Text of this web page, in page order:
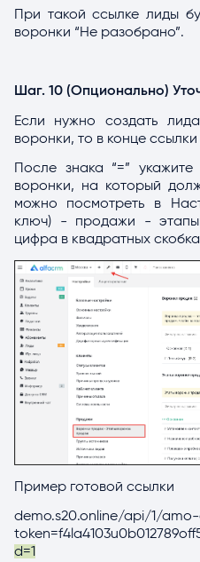
При такой ссылке лиды
воронки “Не разобрано”.
Шаг. 10 (Опционально)
Если нужно создать
воронки, то в конце ссылки
После знака “=”
воронки, на который
можно посмотреть в
ключ) - продажи -
цифра в квадратных
Пример готовой ссылки
demo.s20.online/api/1/
d=1